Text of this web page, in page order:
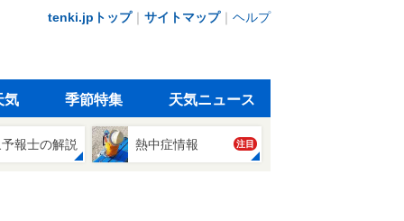
tenki.jpトップ｜ サイトマップ｜ ヘルプ
気 季節特集 天気ニュース
報士の解説 熱中症情報 注目